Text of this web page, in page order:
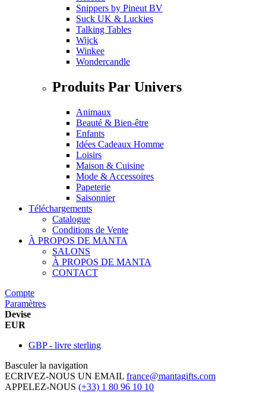
Snippers by Pineut BV
Suck UK & Luckies
Talking Tables
Wijck
Winkee
Wondercandle
Produits Par Univers
Animaux
Beauté & Bien-être
Enfants
Idées Cadeaux Homme
Loisirs
Maison & Cuisine
Mode & Accessoires
Papeterie
Saisonnier
Téléchargements
Catalogue
Conditions de Vente
À PROPOS DE MANTA
SALONS
À PROPOS DE MANTA
CONTACT
Compte
Paramètres
Devise
EUR
GBP - livre sterling
Basculer la navigation
ECRIVEZ-NOUS UN EMAIL france@mantagifts.com
APPELEZ-NOUS (+33) 1 80 96 10 10